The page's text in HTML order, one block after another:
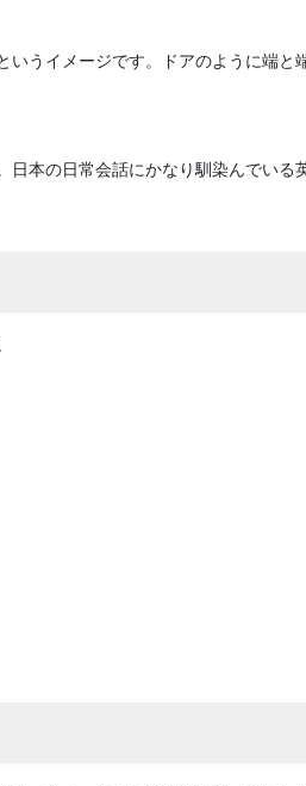
うイメージです。ドアのように端と
日本の日常会話にかなり馴染んでいる